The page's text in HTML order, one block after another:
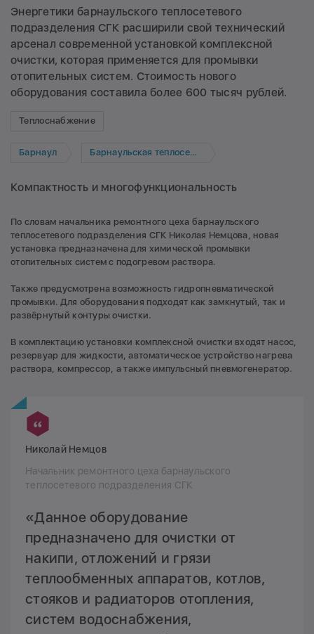
Энергетики барнаульского теплосетевого
подразделения СГК расширили свой технический
арсенал современной установкой комплексной
очистки, которая применяется для промывки
отопительных систем. Стоимость нового
оборудования составила более 600 тысяч рублей.
Теплоснабжение
Барнаул Барнаульская теплосетевая компания
Компактность и многофункциональность
По словам начальника ремонтного цеха барнаульского
теплосетевого подразделения СГК Николая Немцова, новая
установка предназначена для химической промывки
отопительных систем с подогревом раствора.
Также предусмотрена возможность гидропневматической
промывки. Для оборудования подходят как замкнутый, так и
развёрнутый контуры очистки.
В комплектацию установки комплексной очистки входят насос,
резервуар для жидкости, автоматическое устройство нагрева
раствора, компрессор, а также импульсный пневмогенератор.
Николай Немцов
Начальник ремонтного цеха барнаульского
теплосетевого подразделения СГК
«Данное оборудование
предназначено для очистки от
накипи, отложений и грязи
теплообменных аппаратов, котлов,
стояков и радиаторов отопления,
систем водоснабжения,